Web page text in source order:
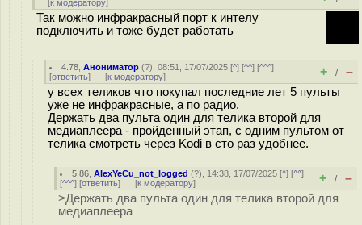
[к модератору]
Так можно инфракрасный порт к интелу
подключить и тоже будет работать
4.78 ,Анониматор (?), 08:51, 17/07/2025 [^] [^^] [^^^]
[ответить] [к модератору] + / –
у всех теликов что покупал последние лет 5 пульты
уже не инфракрасные, а по радио.
Держать два пульта один для телика второй для
медиаплеера - пройденный этап, с одним пультом от
телика смотреть через Kodi в сто раз удобнее.
5.86 ,AlexYeCu_not_logged (?), 14:38, 17/07/2025 [^] [^^]
[^^^] [ответить] [к модератору] + / –
>Держать два пульта один для телика второй для
медиаплеера